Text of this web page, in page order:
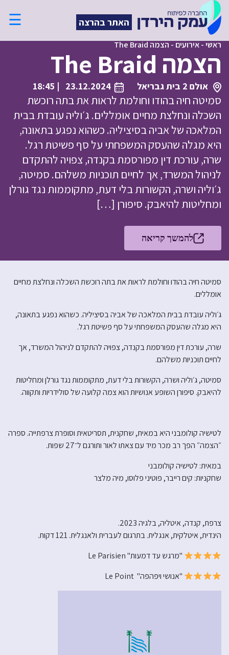
האתר בהרצה ☰
ראשי-אירועים - הצמה The Braid
הצמה The Braid
אולם 2 בית גבריאל 23.12.2024
| 18:45
סמיטה חיה בהודו וחולמת לראות את בתה רוכשת
השכלה ונחלצת מחיים אומללים. ג׳וליה עובדת בבית
המלאכה של אביה בסיציליה. כשהוא נפגע בתאונה,
היא מגלה שהעסק המשפחתי על סף פשיטת רגל.
שרה, עורכת דין מפורסמת בקנדה, צפויה להתקדם
לניהול המשרד, אך לחיים תוכניות משלהם. סמיטה,
ג׳וליה ושרה, הקשורות בלי דעת, מתקוממות נגד גורלן
ומחליטות להיאבק. סיפורן […]
להמשך קריאה
סמיטה חיה בהודו וחולמת לראות את בתה רוכשת השכלה ונחלצת מחיים
אומללים.
ג׳וליה עובדת בבית המלאכה של אביה בסיציליה. כשהוא נפגע בתאונה,
היא מגלה שהעסק המשפחתי על סף פשיטת רגל.
שרה, עורכת דין מפורסמת בקנדה, צפויה להתקדם לניהול המשרד, אך
לחיים תוכניות משלהם.
סמיטה, ג׳וליה ושרה, הקשורות בלי דעת, מתקוממות נגד גורלן ומחליטות
להיאבק. סיפורן השופע אנושיות הוא צמה קלועה של סולידריות ותקווה.
לטישיה קולומבני היא במאית, שחקנית, תסריטאית וסופרת צרפתייה. ספרה
״הצמה״ הפך רב מכר מיד עם צאתו לאור ותורגם ל־27 שפות.
במאית: לטישיה קולומבני
שחקניות: קים רייבר, פוטיני פלוסו, מיה מלצר
צרפת, קנדה, איטליה, בלגיה 2023.
הינדית, איטלקית, אנגלית. בתרגום לעברית ולאנגלית. 121 דקות.
"מרגש עד דמעות" Le Parisien
"אנושי ויפהפה" Le Point